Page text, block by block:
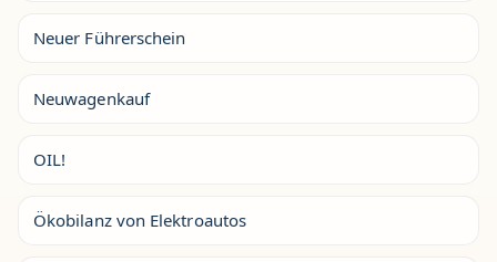
Neuer Führerschein
Neuwagenkauf
OIL!
Ökobilanz von Elektroautos